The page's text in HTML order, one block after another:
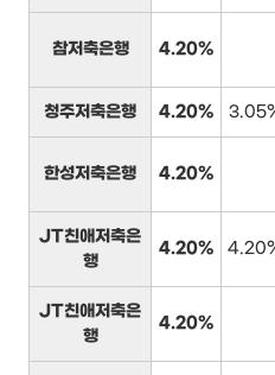
참저축은행 4.20%
청주저축은행 4.20%
한성저축은행 4.20%
JT친애저축은
행
4.20%
JT친애저축은
행
4.20%